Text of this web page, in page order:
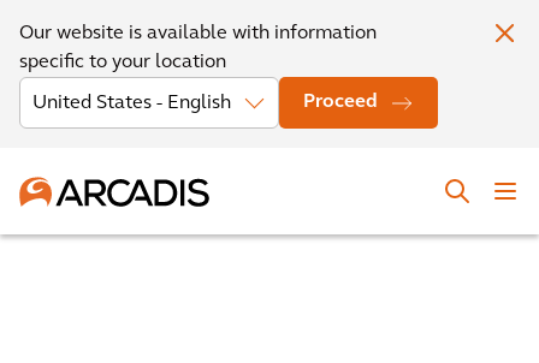
Our website is available with information
specific to your location
Proceed